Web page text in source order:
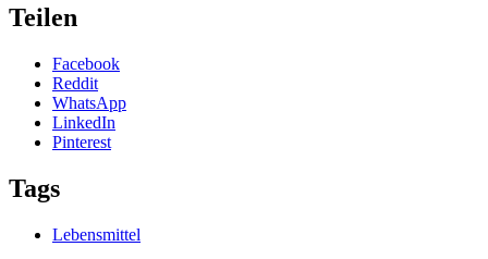
Teilen
Facebook
Reddit
WhatsApp
LinkedIn
Pinterest
Tags
Lebensmittel